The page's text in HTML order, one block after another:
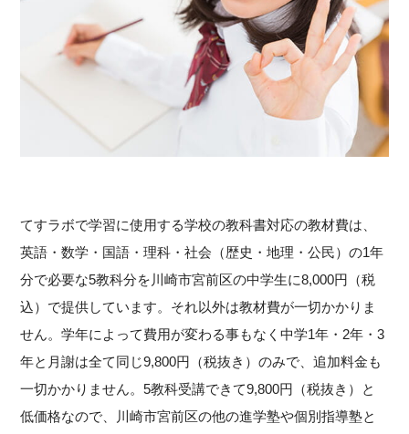
てすラボで学習に使用する学校の教科書対応の教材費は、
英語・数学・国語・理科・社会（歴史・地理・公民）の1年
分で必要な5教科分を川崎市宮前区の中学生に8,000円（税
込）で提供しています。それ以外は教材費が一切かかりま
せん。学年によって費用が変わる事もなく中学1年・2年・3
年と月謝は全て同じ9,800円（税抜き）のみで、追加料金も
一切かかりません。5教科受講できて9,800円（税抜き）と
低価格なので、川崎市宮前区の他の進学塾や個別指導塾と